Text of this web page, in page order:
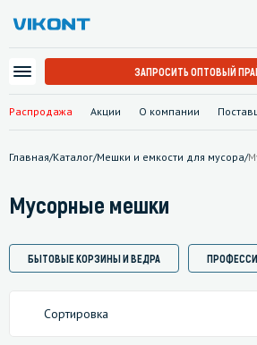
Распродажа Акции О компании
ЗАПРОСИТЬ ОПТОВЫЙ
Главная/Каталог/Мешки и емкости для мусора/
Мусорные мешки
БЫТОВЫЕ КОРЗИНЫ И ВЕДРА
Сортировка